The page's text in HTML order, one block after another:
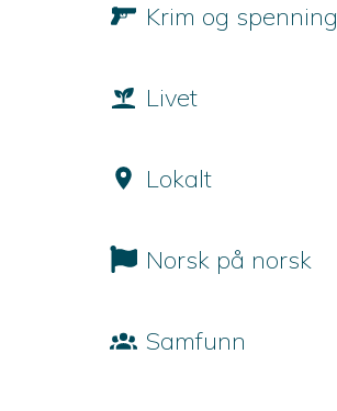
Krim og spenning
Livet
Lokalt
Norsk på norsk
Samfunn